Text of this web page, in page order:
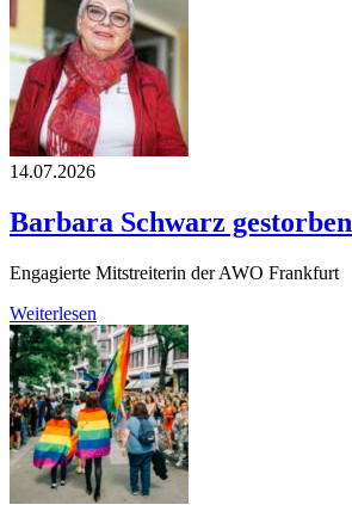
14.07.2026
Barbara Schwarz gestorben
Engagierte Mitstreiterin der AWO Frankfurt
Weiterlesen